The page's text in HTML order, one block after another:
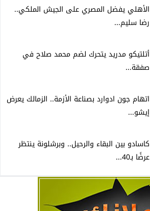
الأهلي يفضل المصري على الجيش الملكي..
رضا سليم...
أتلتيكو مدريد يتحرك لضم محمد صلاح في
صفقة...
اتهام جون ادوارد بصناعة الأزمة.. الزمالك يعرض
إيشو...
كاسادو بين البقاء والرحيل.. وبرشلونة ينتظر
عرضًا بـ40...